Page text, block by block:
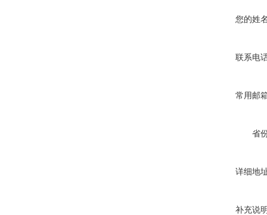
您的姓
联系电
常用邮
省
详细地
补充说